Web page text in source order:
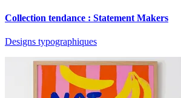
Collection tendance : Statement Makers
Designs typographiques